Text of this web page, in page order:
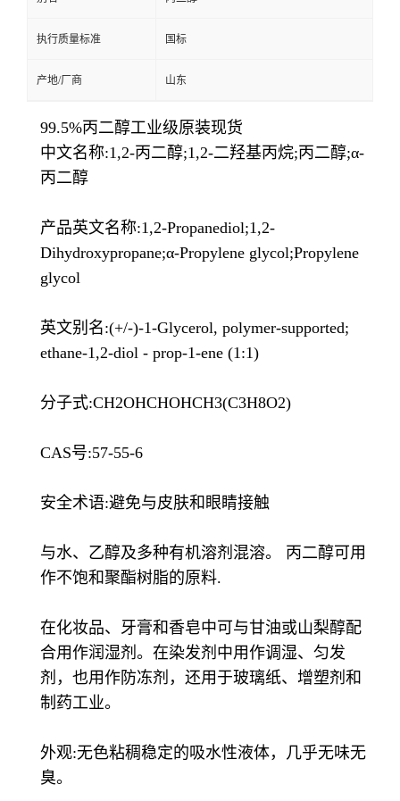
执行质量标准 国标
产地/厂商 山东
99.5%丙二醇工业级原装现货
中文名称:1,2-丙二醇;1,2-二羟基丙烷;丙二醇;α-
丙二醇
产品英文名称:1,2-Propanediol;1,2-
Dihydroxypropane;α-Propylene glycol;Propylene
glycol
英文别名:(+/-)-1-Glycerol, polymer-supported;
ethane-1,2-diol - prop-1-ene (1:1)
分子式:CH2OHCHOHCH3(C3H8O2)
CAS号:57-55-6
安全术语:避免与皮肤和眼睛接触
与水、乙醇及多种有机溶剂混溶。 丙二醇可用
作不饱和聚酯树脂的原料.
在化妆品、牙膏和香皂中可与甘油或山梨醇配
合用作润湿剂。在染发剂中用作调湿、匀发
剂，也用作防冻剂，还用于玻璃纸、增塑剂和
制药工业。
外观:无色粘稠稳定的吸水性液体，几乎无味无
臭。